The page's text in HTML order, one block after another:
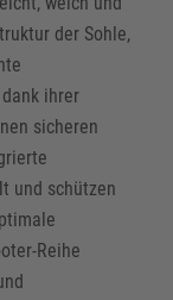
der Sohle,
ihrer
sicheren
und schützen
Reihe